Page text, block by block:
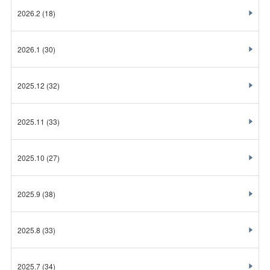
2026.2 (18)
2026.1 (30)
2025.12 (32)
2025.11 (33)
2025.10 (27)
2025.9 (38)
2025.8 (33)
2025.7(34)